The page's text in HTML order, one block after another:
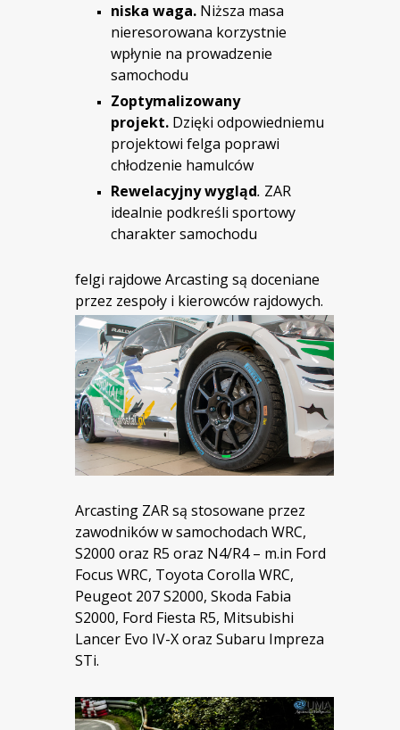
niska waga. Niższa masa
nieresorowana korzystnie
wpłynie na prowadzenie
samochodu
Zoptymalizowany
projekt. Dzięki odpowiedniemu
projektowi felga poprawi
chłodzenie hamulców
Rewelacyjny wygląd. ZAR
idealnie podkreśli sportowy
charakter samochodu
felgi rajdowe Arcasting są doceniane
przez zespoły i kierowców rajdowych.
Arcasting ZAR są stosowane przez
zawodników w samochodach WRC,
S2000 oraz R5 oraz N4/R4 – m.in Ford
Focus WRC, Toyota Corolla WRC,
Peugeot 207 S2000, Skoda Fabia
S2000, Ford Fiesta R5, Mitsubishi
Lancer Evo IV-X oraz Subaru Impreza
STi.